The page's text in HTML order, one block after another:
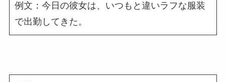
例文：今日の彼女は、いつもと違いラフな服装
で出勤してきた。